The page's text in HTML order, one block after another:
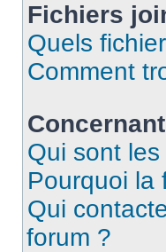
Fichiers
Quels
Comment
Qui sont
Pourquoi la
Qui
forum ?